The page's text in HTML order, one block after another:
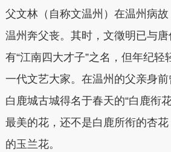
父文林（自称文温州）在温州病
温州奔父丧。其时，文徵明已与
有“江南四大才子”之名，但年纪轻
一代文艺大家。在温州的父亲身
白鹿城古城得名于春天的“白鹿衔
最美的花，还不是白鹿所衔的杏
的玉兰花。